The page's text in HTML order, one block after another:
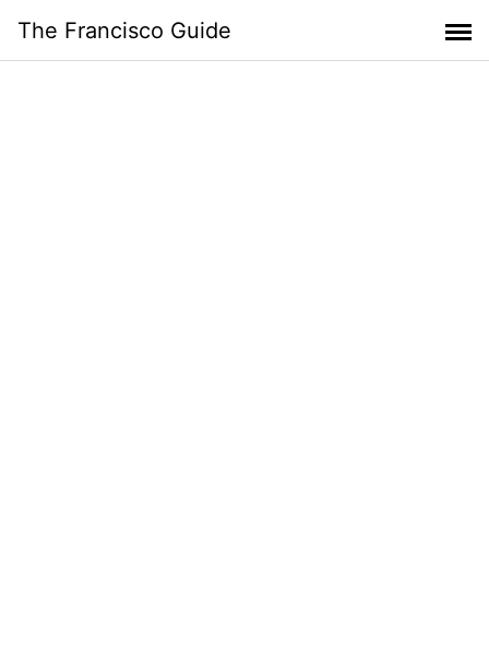
content
The Francisco Guide